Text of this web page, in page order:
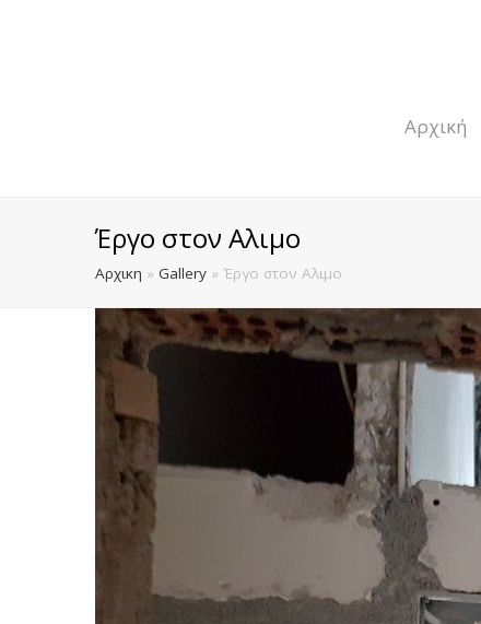
Αρχική
Έργο στον Αλιμο
Αρχικη » Gallery » Έργο στον Αλιμο